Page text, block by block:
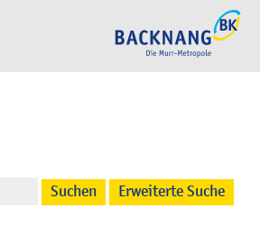
Suchen Erweiterte Suche